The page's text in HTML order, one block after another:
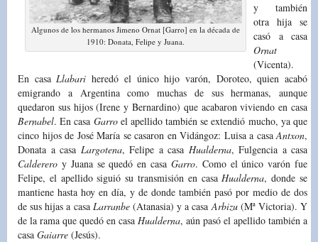
Algunos de los hermanos Jimeno Ornat [Garro] en la década de
1910: Donata, Felipe y Juana.
y también
otra hija se
casó a casa
Ornat
(Vicenta).
En casaLlabari heredó el único hijo varón, Doroteo, quien acabó
emigrando a Argentina como muchas de sus hermanas, aunque
quedaron sus hijos (Irene y Bernardino) que acabaron viviendo en casa
Bernabel. En casa Garroel apellido también se extendió mucho, ya que
cinco hijos de José María se casaron en Vidángoz: Luisa a casaAntxon,
Donata a casa Largotena, Felipe a casa Hualderna, Fulgencia a casa
Calderero y Juana se quedó en casa Garro. Como el único varón fue
Felipe, el apellido siguió su transmisión en casaHualderna, donde se
mantiene hasta hoy en día, y de donde también pasó por medio de dos
de sus hijas a casa Larranbe(Atanasia) y a casaArbizu(Mª Victoria). Y
de la rama que quedó en casa Hualderna, aún pasó el apellido también a
casa Gaiarre (Jesús).